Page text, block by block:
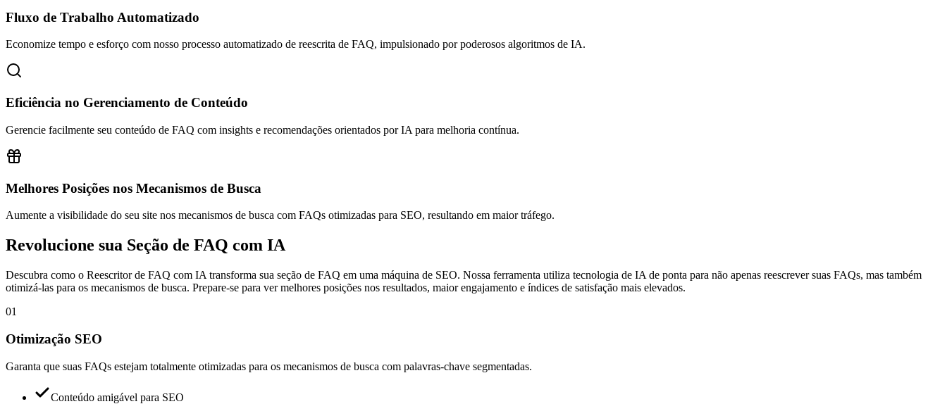
Fluxo de Trabalho Automatizado
Economize tempo e esforço com nosso processo automatizado de reescrita de FAQ, impulsionado por poderosos algoritmos de IA.
Eficiência no Gerenciamento de Conteúdo
Gerencie facilmente seu conteúdo de FAQ com insights e recomendações orientados por IA para melhoria contínua.
Melhores Posições nos Mecanismos de Busca
Aumente a visibilidade do seu site nos mecanismos de busca com FAQs otimizadas para SEO, resultando em maior tráfego.
Revolucione sua Seção de FAQ com IA
Descubra como o Reescritor de FAQ com IA transforma sua seção de FAQ em uma máquina de SEO. Nossa ferramenta utiliza tecnologia de IA de ponta para não apenas reescrever suas FAQs, mas também
otimizá-las para os mecanismos de busca. Prepare-se para ver melhores posições nos resultados, maior engajamento e índices de satisfação mais elevados.
01
Otimização SEO
Garanta que suas FAQs estejam totalmente otimizadas para os mecanismos de busca com palavras-chave segmentadas.
Conteúdo amigável para SEO